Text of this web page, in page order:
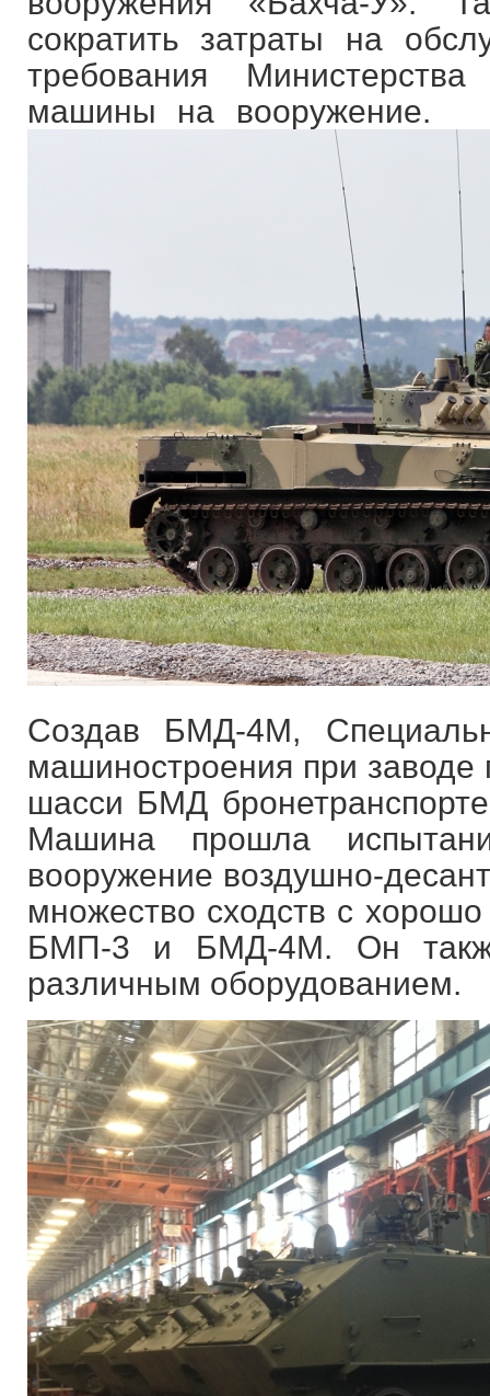
сократить затраты на
требования
машины на
Создав БМД-4М,
машиностроения при заводе
шасси БМД
Машина прошла
вооружение воздушно-
множество сходств с
БМП-3 и БМД-4М. Он также
различным оборудованием.